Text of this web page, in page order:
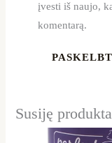
įvesti iš naujo,
komentarą.
Susiję